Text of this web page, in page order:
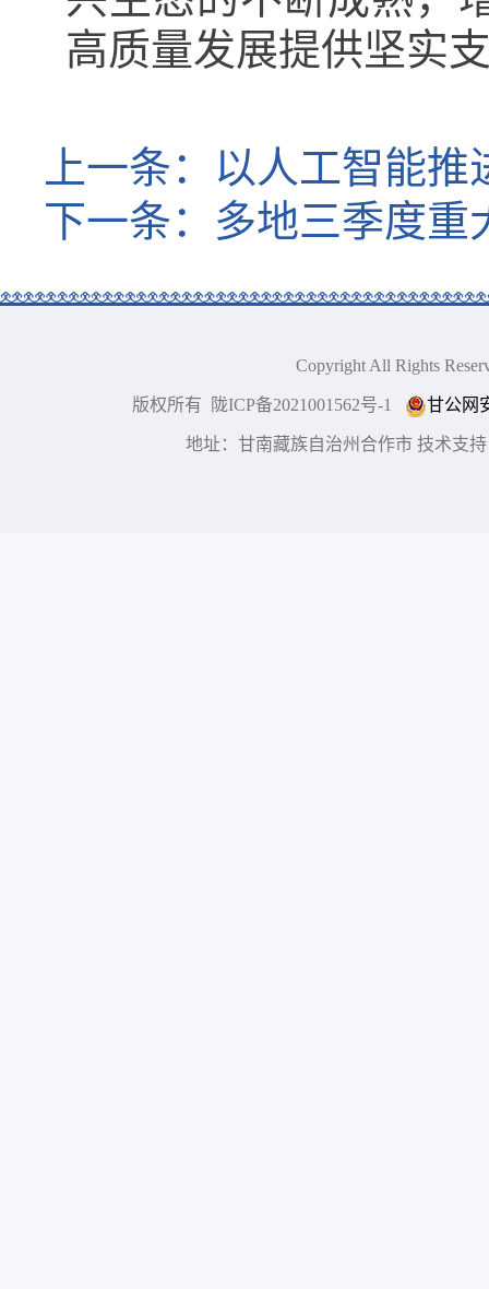
高质量发展提供坚实
上一条： 以人工智能推
下一条： 多地三季度
Copyright All Rights
版权所有 陇ICP备2021001562号-1 甘公网
地址：甘南藏族自治州合作市 技术支